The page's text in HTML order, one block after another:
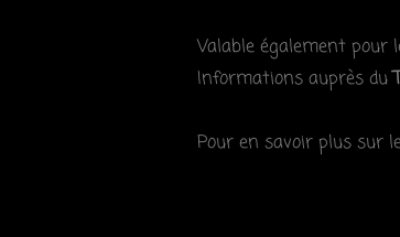
Valable également pour
Informations auprès du
Pour en savoir plus sur